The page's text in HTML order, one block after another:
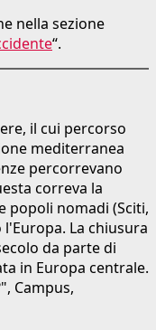
nella sezione
“.
il cui percorso
mediterranea
percorrevano
correva la
popoli nomadi (Sciti,
La chiusura
da parte di
in Europa centrale.
Campus,